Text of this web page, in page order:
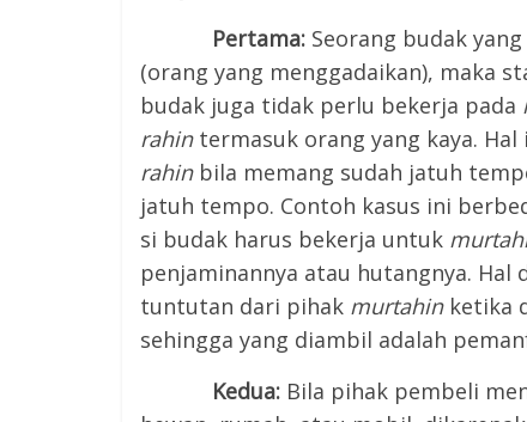
Pertama: Seorang budak
(orang yang menggadaikan), maka
budak juga tidak perlu bekerja pada
rahin termasuk orang yang kaya. Hal
rahin bila memang sudah jatuh
jatuh tempo. Contoh kasus ini
si budak harus bekerja untuk
penjaminannya atau hutangnya. Hal
tuntutan dari pihak murtahin ketika
sehingga yang diambil adalah
Kedua: Bila pihak pembeli